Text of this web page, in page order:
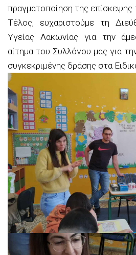
πραγματοποίηση της επίσκεψης
Τέλος, ευχαριστούμε τη
Υγείας Λακωνίας για την
αίτημα του Συλλόγου μας για
συγκεκριμένης δράσης στα